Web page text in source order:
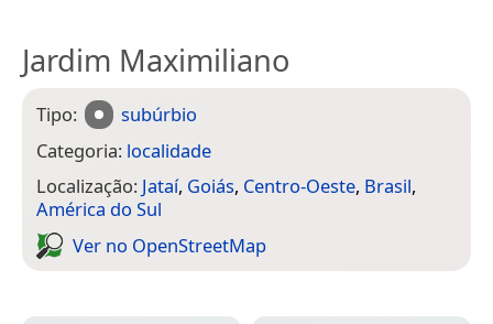
Jardim Maximiliano
Tipo:
subúrbio
Categoria: localidade
Localização: Jataí, Goiás, Centro-Oeste, Brasil,
América do Sul
Ver no Open­Street­Map